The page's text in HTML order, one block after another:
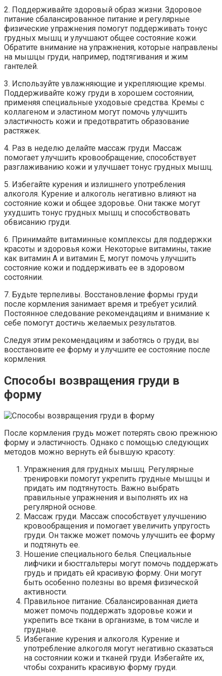
2. Поддерживайте здоровый образ жизни. Здоровое
питание сбалансированное питание и регулярные
физические упражнения помогут поддерживать тонус
грудных мышц и улучшают общее состояние кожи.
Обратите внимание на упражнения, которые направлены
на мышцы груди, например, подтягивания и жим
гантелей.
3. Используйте увлажняющие и укрепляющие кремы.
Поддерживайте кожу груди в хорошем состоянии,
применяя специальные уходовые средства. Кремы с
коллагеном и эластином могут помочь улучшить
эластичность кожи и предотвратить образование
растяжек.
4. Раз в неделю делайте массаж груди. Массаж
помогает улучшить кровообращение, способствует
разглаживанию кожи и улучшает тонус грудных мышц.
5. Избегайте курения и излишнего употребления
алкоголя. Курение и алкоголь негативно влияют на
состояние кожи и общее здоровье. Они также могут
ухудшить тонус грудных мышц и способствовать
обвисанию груди.
6. Принимайте витаминные комплексы для поддержки
красоты и здоровья кожи. Некоторые витамины, такие
как витамин А и витамин Е, могут помочь улучшить
состояние кожи и поддерживать ее в здоровом
состоянии.
7. Будьте терпеливы. Восстановление формы груди
после кормления занимает время и требует усилий.
Постоянное следование рекомендациям и внимание к
себе помогут достичь желаемых результатов.
Следуя этим рекомендациям и заботясь о груди, вы
восстановите ее форму и улучшите ее состояние после
кормления.
Способы возвращения груди в
форму
После кормления грудь может потерять свою прежнюю
форму и эластичность. Однако с помощью следующих
методов можно вернуть ей бывшую красоту:
Упражнения для грудных мышц. Регулярные
тренировки помогут укрепить грудные мышцы и
придать им подтянутость. Важно выбрать
правильные упражнения и выполнять их на
регулярной основе.
Массаж груди. Массаж способствует улучшению
кровообращения и помогает увеличить упругость
груди. Он также может помочь улучшить ее форму
и подтянуть ее.
Ношение специального белья. Специальные
лифчики и бюстгальтеры могут помочь поддержать
грудь и придать ей красивую форму. Они могут
быть особенно полезны во время физической
активности.
Правильное питание. Сбалансированная диета
может помочь поддержать здоровье кожи и
укрепить все ткани в организме, в том числе и
грудные.
Избегание курения и алкоголя. Курение и
употребление алкоголя могут негативно сказаться
на состоянии кожи и тканей груди. Избегайте их,
чтобы сохранить красивую форму груди.